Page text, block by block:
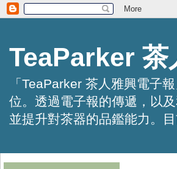
TeaParker 茶
「TeaParker 茶人雅興電子
位。透過電子報的傳遞，以
並提升對茶器的品鑑能力。